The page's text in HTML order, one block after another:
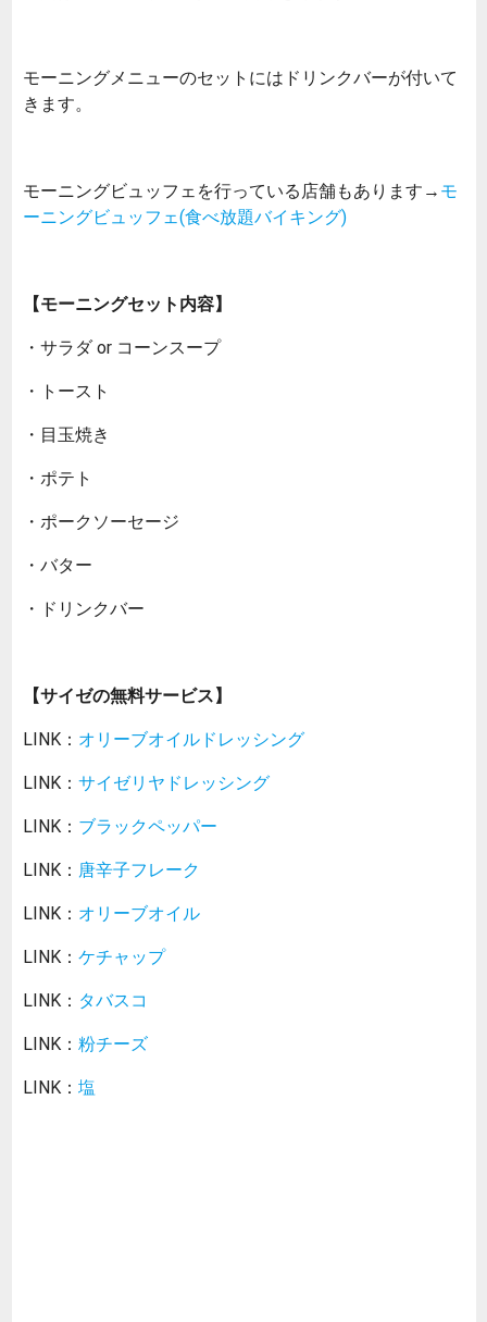
モーニングメニューのセットにはドリンクバーが付いて
きます。
モーニングビュッフェを行っている店舗もあります→ モ
ーニングビュッフェ(食べ放題バイキング)
【モーニングセット内容】
・サラダ or コーンスープ
・トースト
・目玉焼き
・ポテト
・ポークソーセージ
・バター
・ドリンクバー
【サイゼの無料サービス】
LINK： オリーブオイルドレッシング
LINK： サイゼリヤドレッシング
LINK： ブラックペッパー
LINK： 唐辛子フレーク
LINK： オリーブオイル
LINK： ケチャップ
LINK： タバスコ
LINK： 粉チーズ
LINK： 塩